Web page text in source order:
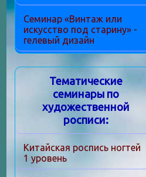
Семинар «Винтаж или
искусство под старину» -
гелевый дизайн
Тематические
семинары по
художественной
росписи:
Китайская роспись ногтей
1 уровень